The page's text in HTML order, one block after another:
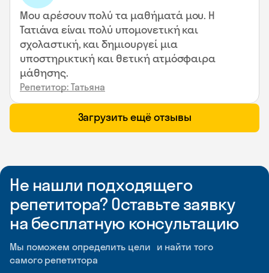
Μου αρέσουν πολύ τα μαθήματά μου. Η
Τατιάνα είναι πολύ υπομονετική και
σχολαστική, και δημιουργεί μια
υποστηρικτική και θετική ατμόσφαιρα
μάθησης.
Репетитор: Татьяна
Загрузить ещё отзывы
Не нашли подходящего
репетитора? Оставьте заявку
на бесплатную консультацию
Мы поможем определить цели и найти того
самого репетитора